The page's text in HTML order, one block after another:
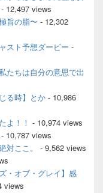
- 12,497 views
旨の脂〜 - 12,302
スト予想ダービー -
たちは自分の意思で出
る時】とか - 10,986
よ！！ - 10,974 views
- 10,787 views
ここ。
- 9,562 views
・オブ・グレイ】感
views